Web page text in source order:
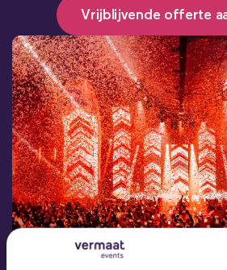
Vrijblijvende offerte
Basic-Fit